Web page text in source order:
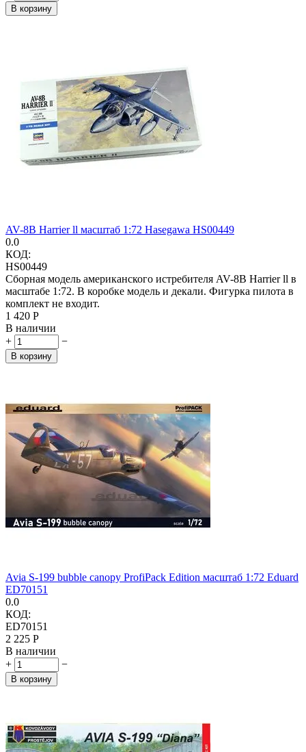
В корзину
AV-8B Harrier ll масштаб 1:72 Hasegawa HS00449
0.0
КОД:
HS00449
Сборная модель американского истребителя AV-8B Harrier ll в
масштабе 1:72. В коробке модель и декали. Фигурка пилота в
комплект не входит.
1 420 Р
В наличии
+
−
В корзину
Avia S-199 bubble canopy ProfiPack Edition масштаб 1:72 Eduard
ED70151
0.0
КОД:
ED70151
2 225 Р
В наличии
+
−
В корзину